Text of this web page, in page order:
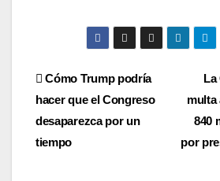
Post
navigation
La
multa
840
por
Cómo Trump podría
hacer que el Congreso
desaparezca por un
tiempo